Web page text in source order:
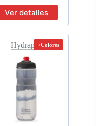
Ver detalles
Hydrapak+Colores